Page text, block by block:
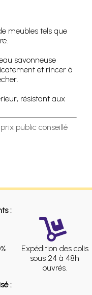
meubles tels que
savonneuse
et rincer à
résistant aux
public conseillé
:
Expédition des colis
sous 24 à 48h
ouvrés.
: